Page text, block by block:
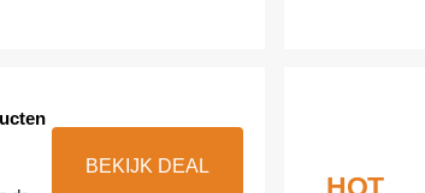
BEKIJK DEAL